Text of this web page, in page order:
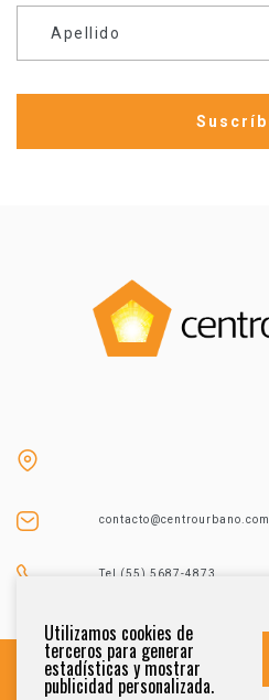
Apellido
contacto@centrourbano.com
Tel (55) 5687-4873
Utilizamos cookies de
terceros para generar
estadísticas y mostrar
publicidad personalizada.